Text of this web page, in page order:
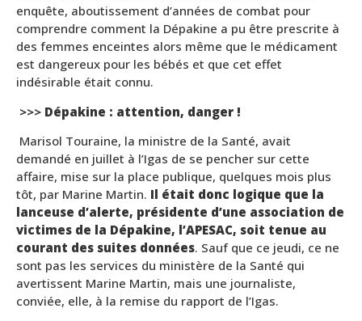
enquête, aboutissement d’années de combat pour
comprendre comment la Dépakine a pu être prescrite à
des femmes enceintes alors même que le médicament
est dangereux pour les bébés et que cet effet
indésirable était connu.
>>> Dépakine : attention, danger !
Marisol Touraine, la ministre de la Santé, avait
demandé en juillet à l’Igas de se pencher sur cette
affaire, mise sur la place publique, quelques mois plus
tôt, par Marine Martin. Il était donc logique que la
lanceuse d’alerte, présidente d’une association de
victimes de la Dépakine, l’APESAC, soit tenue au
courant des suites données. Sauf que ce jeudi, ce ne
sont pas les services du ministère de la Santé qui
avertissent Marine Martin, mais une journaliste,
conviée, elle, à la remise du rapport de l’Igas.